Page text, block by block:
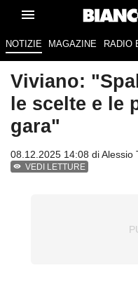
NOTIZIE MAGAZINE RADIO
Viviano:
le scelte e le
gara"
08.12.2025 14:08 diAlessio
VEDI LETTURE